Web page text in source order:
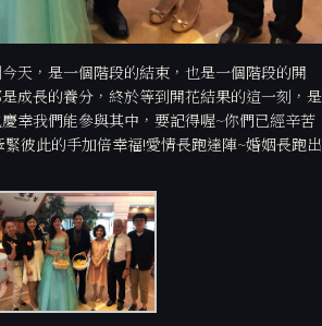
與子萱真心的祝福，在歷經重重難關後得到的
天，是一個階段的結束，也是一個階段的開
成長的養分，終於等到開花結果的這一刻，是
幸我們能參與其中，要記得喔~你們已經辛苦
彼此的手加倍幸福!愛情長跑達陣~婚姻長跑出